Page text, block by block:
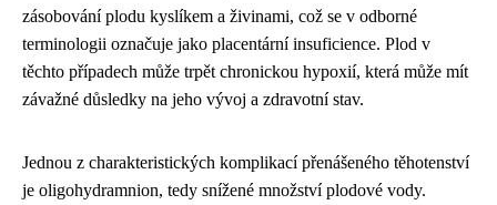
zásobování plodu kyslíkem a živinami, což se v odborné
terminologii označuje jako placentární insuficience. Plod v
těchto případech může trpět chronickou hypoxií, která může mít
závažné důsledky na jeho vývoj a zdravotní stav.
Jednou z charakteristických komplikací přenášeného těhotenství
je oligohydramnion, tedy snížené množství plodové vody.